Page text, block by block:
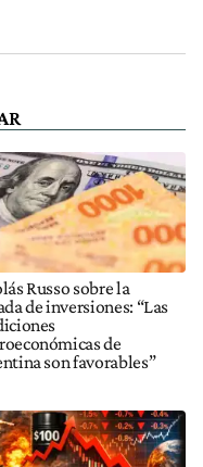
Russo sobre la
de inversiones: “Las
de
son favorables”